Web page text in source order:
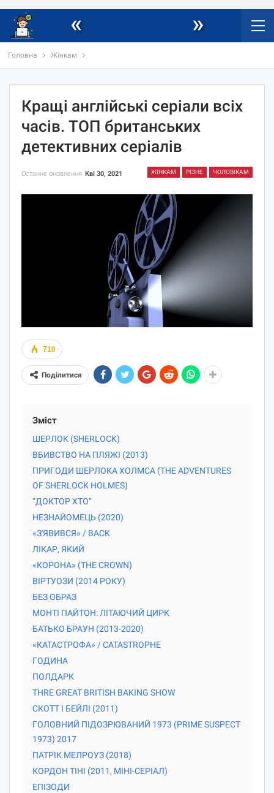
« »
Головна Жінкам
Кращі англійські серіали всіх
часів. ТОП британських
детективних серіалів
ЖІНКАМ РІЗНЕ ЧОЛОВІКАМ
Останнє оновлення Кві 30, 2021
710
Поділитися
Зміст
ШЕРЛОК (SHERLOCK)
ВБИВСТВО НА ПЛЯЖІ (2013)
ПРИГОДИ ШЕРЛОКА ХОЛМСА (THE ADVENTURES
OF SHERLOCK HOLMES)
“ДОКТОР ХТО”
НЕЗНАЙОМЕЦЬ (2020)
«З'ЯВИВСЯ» / BACK
ЛІКАР, ЯКИЙ
«КОРОНА» (THE CROWN)
ВІРТУОЗИ (2014 РОКУ)
БЕЗ ОБРАЗ
МОНТІ ПАЙТОН: ЛІТАЮЧИЙ ЦИРК
БАТЬКО БРАУН (2013-2020)
«КАТАСТРОФА» / CATASTROPHE
ГОДИНА
ПОЛДАРК
THRE GREAT BRITISH BAKING SHOW
СКОТТ І БЕЙЛІ (2011)
ГОЛОВНИЙ ПІДОЗРЮВАНИЙ 1973 (PRIME SUSPECT
1973) 2017
ПАТРІК МЕЛРОУЗ (2018)
КОРДОН ТІНІ (2011, МІНІ-СЕРІАЛ)
ЕПІЗОДИ